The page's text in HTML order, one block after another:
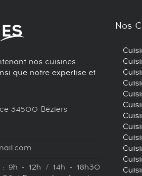
nos cuisines
que notre expertise et
34500 Béziers
: 9h - 12h / 14h - 18h30
Nos